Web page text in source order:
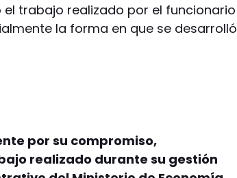
trabajo realizado por el funcionario
la forma en que se desarrolló
por su compromiso,
realizado durante su gestión